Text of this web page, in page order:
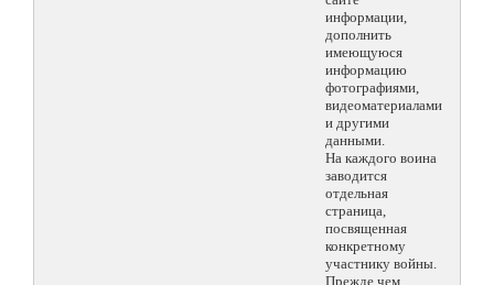
информации,
дополнить
имеющуюся
информацию
фотографиями,
видеоматериалами
и другими
данными.
На каждого воина
заводится
отдельная
страница,
посвященная
конкретному
участнику войны.
Прежде чем